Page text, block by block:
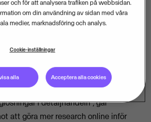
kommer att sätta många
som HUI Research har gjort på
Retail på temat ”Mobilitet och
i detaljhandeln”, går
att göra mer research online inför
och för att analysera trafiken på webbsidan.
om din användning av sidan med våra
medier, marknadsföring och analys.
Cookie-inställningar
alla Acceptera alla cookies